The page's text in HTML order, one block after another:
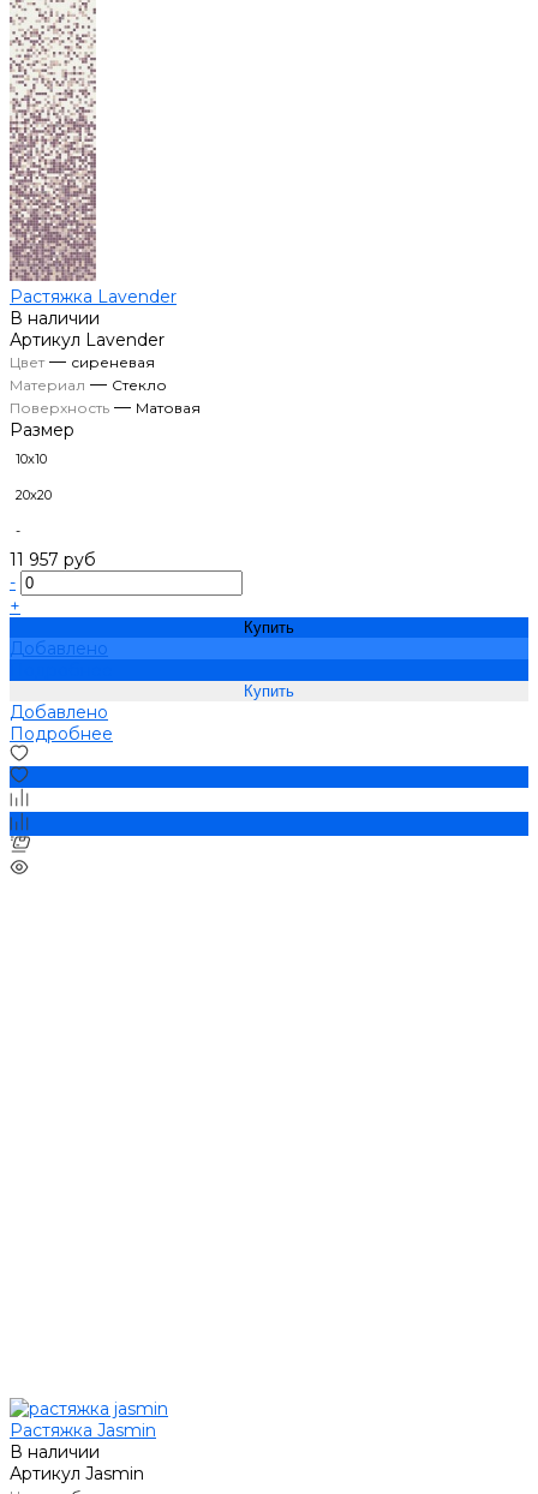
Растяжка Lavender
В наличии
Артикул Lavender
Цвет— сиреневая
Материал — Стекло
Поверхность — Матовая
Размер
10х10
20х20
-
11 957 руб
-
+
Купить
Добавлено
Добавлено
Подробнее
Растяжка Jasmin
В наличии
Артикул Jasmin